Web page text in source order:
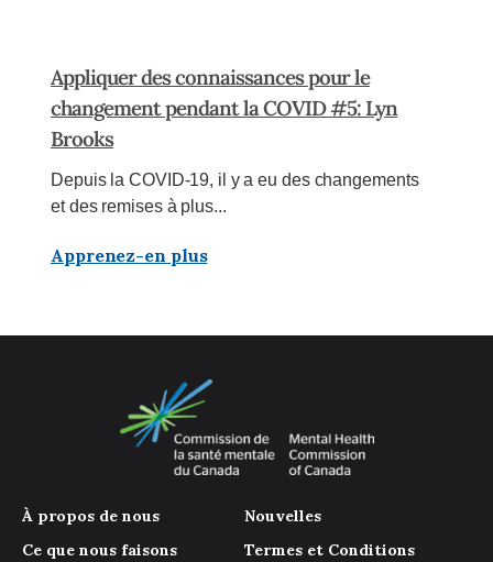
Appliquer des connaissances pour le
changement pendant la COVID #5: Lyn
Brooks
Depuis la COVID-19, il y a eu des changements
et des remises à plus...
Apprenez-en plus
À propos de nous
Ce que nous faisons
Nouvelles
Termes et Conditions